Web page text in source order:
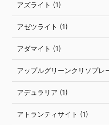
アズライト (1)
アゼツライト (1)
アダマイト (1)
アップルグリーンクリソプレ
アデュラリア (1)
アトランティサイト (1)